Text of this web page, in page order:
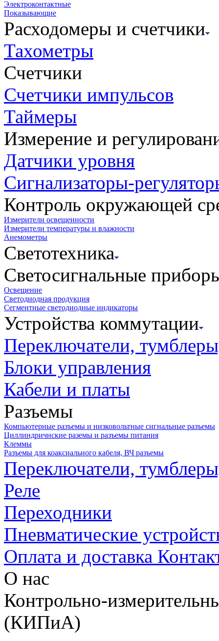
Электроконтактные
Показывающие
Расходомеры и счетчики
Тахометры
Счетчики
Счетчики импульсов
Таймеры
Измерение и
Датчики уровня
Сигнализаторы-
Контроль окружающей
Измерители освещенности
Измерители температуры и влажности
Анемометры
Светотехника
Светосигнальные
Освещение
Светодиодная продукция
Сегментные светодиодные индикаторы
Устройства коммутации
Переключатели,
Блоки управления
Кабели и платы
Разъемы
Компьютерные разъемы и низковольтные сигнальные разъемы
Циллиндричнские раземы и разъемы питания
Клеммы
Разъемы для коаксиального кабеля, ВЧ разъемы
Переключатели,
Реле
Переходники
Пневматические
Оплата и доставка
О нас
Контрольно-
(КИПиА)